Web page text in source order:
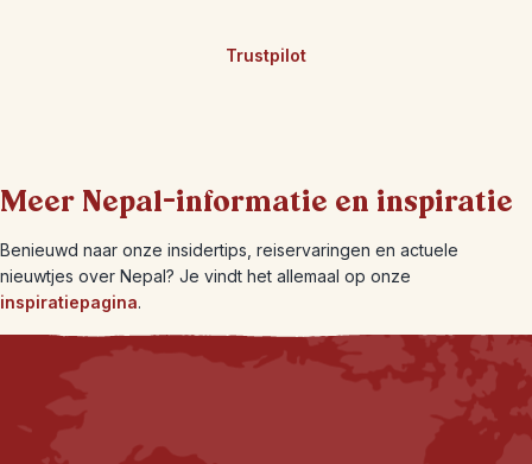
Trustpilot
Meer Nepal-informatie en inspiratie
Benieuwd naar onze insidertips, reiservaringen en actuele
nieuwtjes over Nepal? Je vindt het allemaal op onze
inspiratiepagina.